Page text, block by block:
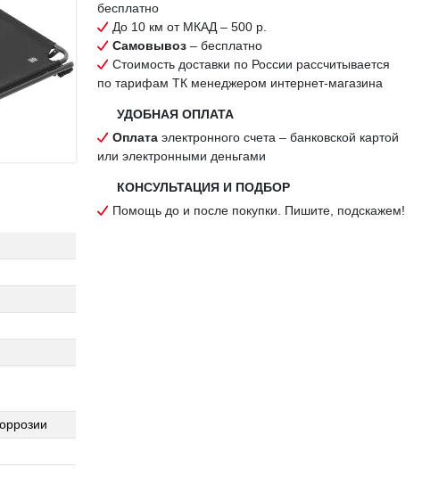
бесплатно
До 10 км от МКАД – 500 р.
Самовывоз – бесплатно
Стоимость доставки по России рассчитывается
по тарифам ТК менеджером интернет-магазина
УДОБНАЯ ОПЛАТА
Оплата электронного счета – банковской картой
или электронными деньгами
КОНСУЛЬТАЦИЯ И ПОДБОР
Помощь до и после покупки. Пишите, подскажем!